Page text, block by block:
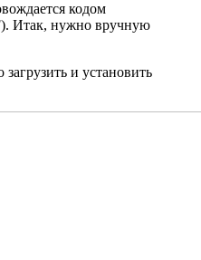
кодом
Итак, нужно вручную
и установить